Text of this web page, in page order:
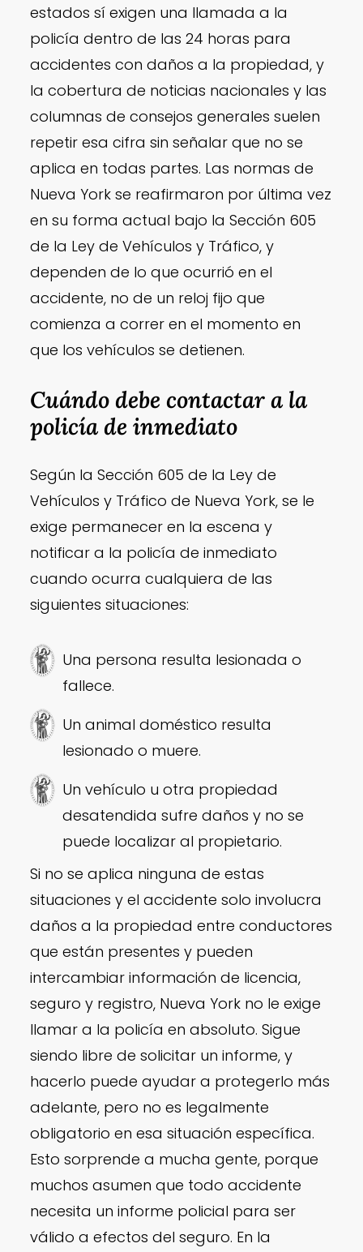
estados sí exigen una llamada a la
policía dentro de las 24 horas para
accidentes con daños a la propiedad, y
la cobertura de noticias nacionales y las
columnas de consejos generales suelen
repetir esa cifra sin señalar que no se
aplica en todas partes. Las normas de
Nueva York se reafirmaron por última vez
en su forma actual bajo la Sección 605
de la Ley de Vehículos y Tráfico, y
dependen de lo que ocurrió en el
accidente, no de un reloj fijo que
comienza a correr en el momento en
que los vehículos se detienen.
Cuándo debe contactar a la
policía de inmediato
Según la Sección 605 de la Ley de
Vehículos y Tráfico de Nueva York, se le
exige permanecer en la escena y
notificar a la policía de inmediato
cuando ocurra cualquiera de las
siguientes situaciones:
Una persona resulta lesionada o
fallece.
Un animal doméstico resulta
lesionado o muere.
Un vehículo u otra propiedad
desatendida sufre daños y no se
puede localizar al propietario.
Si no se aplica ninguna de estas
situaciones y el accidente solo involucra
daños a la propiedad entre conductores
que están presentes y pueden
intercambiar información de licencia,
seguro y registro, Nueva York no le exige
llamar a la policía en absoluto. Sigue
siendo libre de solicitar un informe, y
hacerlo puede ayudar a protegerlo más
adelante, pero no es legalmente
obligatorio en esa situación específica.
Esto sorprende a mucha gente, porque
muchos asumen que todo accidente
necesita un informe policial para ser
válido a efectos del seguro. En la